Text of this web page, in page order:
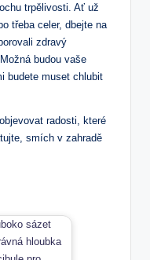
trpělivosti. Ať už
třeba celer, dbejte na
zdravý
budou vaše
budete muset chlubit
radosti, které
smích v zahradě